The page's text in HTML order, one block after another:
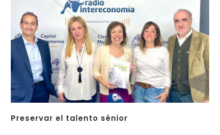
Preservar el talento sénior